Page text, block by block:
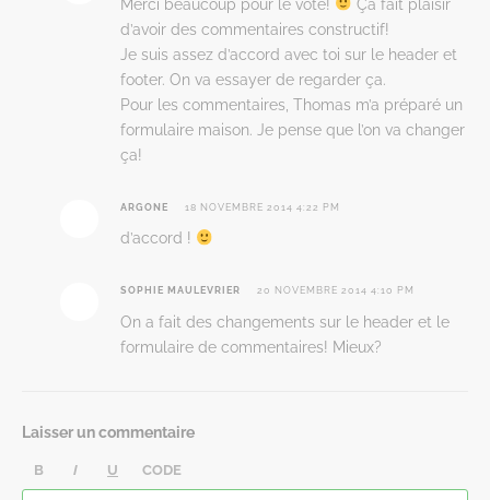
d’avoir des commentaires constructif!
Je suis assez d’accord avec toi sur le header et
footer. On va essayer de regarder ça.
Pour les commentaires, Thomas m’a préparé un
formulaire maison. Je pense que l’on va changer
ça!
ARGONE 18 NOVEMBRE 2014 4:22 PM
d’accord !
SOPHIE MAULEVRIER 20 NOVEMBRE 2014 4:10 PM
On a fait des changements sur le header et le
formulaire de commentaires! Mieux?
Laisser un commentaire
B I U CODE